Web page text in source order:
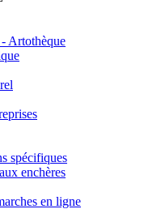
Artothèque
spécifiques
enchères
en ligne